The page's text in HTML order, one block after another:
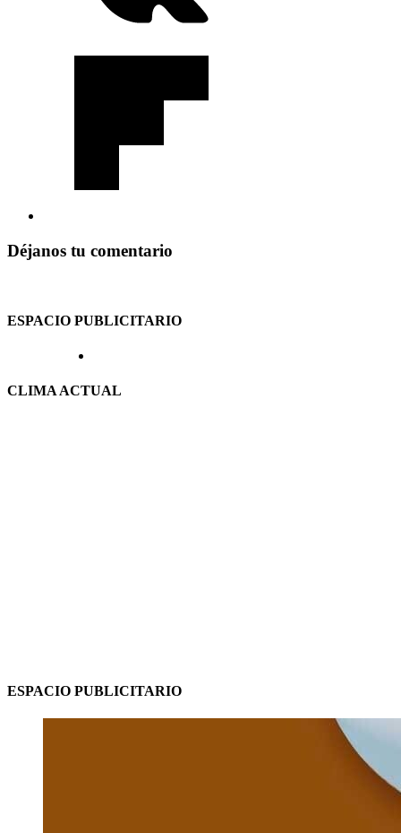
Déjanos tu comentario
ESPACIO PUBLICITARIO
CLIMA ACTUAL
ESPACIO PUBLICITARIO